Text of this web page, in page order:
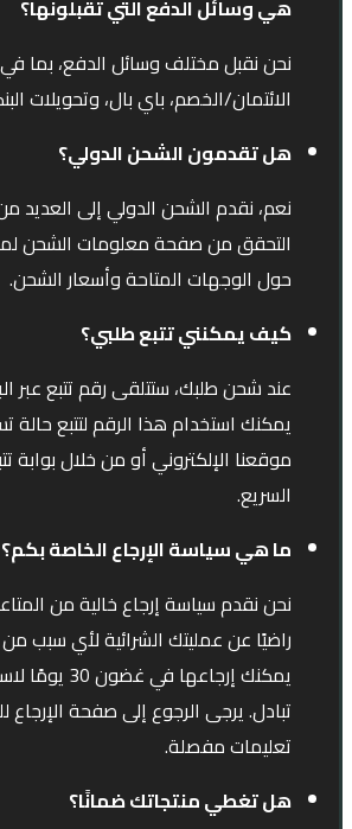
هي وسائل الدفع التي تقبلونها؟
نحن نقبل مختلف وسائل الدفع، بما
الائتمان/الخصم، باي بال، وتحويلات
هل تقدمون الشحن الدولي؟
نعم، نقدم الشحن الدولي إلى العديد
التحقق من صفحة معلومات الشحن
حول الوجهات المتاحة وأسعار الشحن.
كيف يمكنني تتبع طلبي؟
عند شحن طلبك، ستتلقى رقم تتبع عبر
يمكنك استخدام هذا الرقم لتتبع
موقعنا الإلكتروني أو من خلال بوابة
السريع.
ما هي سياسة الإرجاع الخاصة بكم؟
نحن نقدم سياسة إرجاع خالية من
راضيًا عن عمليتك الشرائية لأي سبب من
يمكنك إرجاعها
تبادل. يرجى الرجوع إلى صفحة
تعليمات مفصلة.
هل تغطي منتجاتك ضمانًا؟